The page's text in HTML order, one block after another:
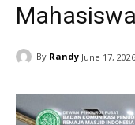
By Randy June 17, 2026